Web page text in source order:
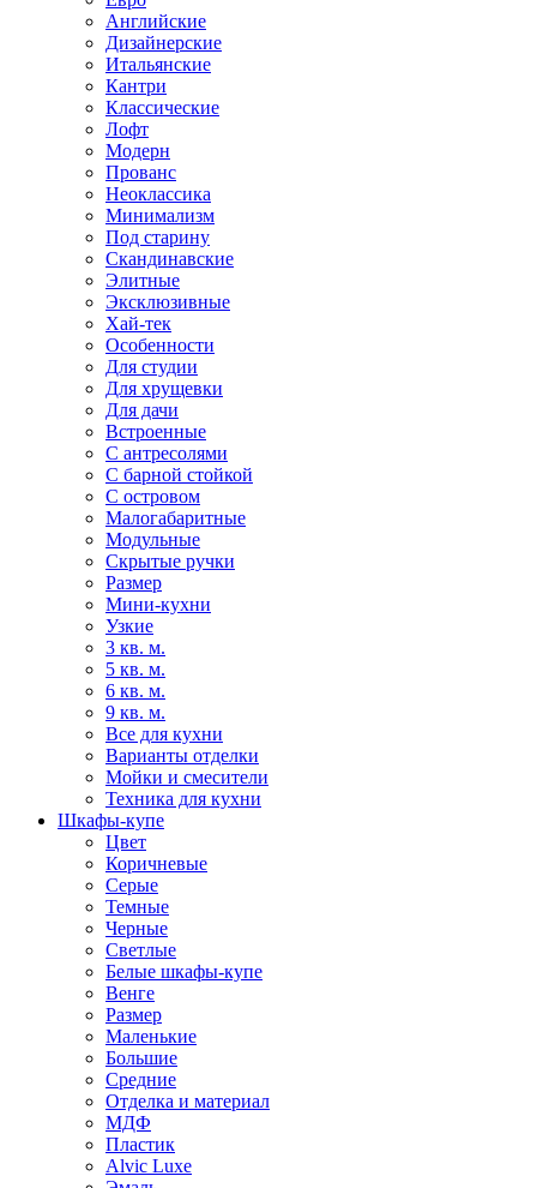
Английские
Дизайнерские
Итальянские
Кантри
Классические
Лофт
Модерн
Прованс
Неоклассика
Минимализм
Под старину
Скандинавские
Элитные
Эксклюзивные
Хай-тек
Особенности
Для студии
Для хрущевки
Для дачи
Встроенные
С антресолями
С барной стойкой
С островом
Малогабаритные
Модульные
Скрытые ручки
Размер
Мини-кухни
Узкие
3 кв. м.
5 кв. м.
6 кв. м.
9 кв. м.
Все для кухни
Варианты отделки
Мойки и смесители
Техника для кухни
Шкафы-купе
Цвет
Коричневые
Серые
Темные
Черные
Светлые
Белые шкафы-купе
Венге
Размер
Маленькие
Большие
Средние
Отделка и материал
МДФ
Пластик
Alvic Luxe